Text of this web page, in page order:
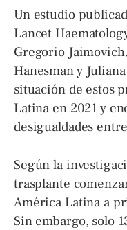
Un estudio
Lancet
Gregorio
Hanesman y
situación de estos
Latina en 2021 y
desigualdades
Según la
trasplante
América Latina a
Sin embargo, solo